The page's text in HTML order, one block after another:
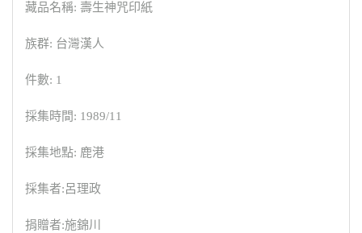
藏品名稱: 壽生神咒印紙
族群: 台灣漢人
件數: 1
採集時間: 1989/11
採集地點: 鹿港
採集者:呂理政
捐贈者:施錦川